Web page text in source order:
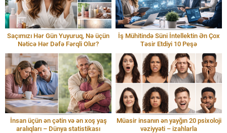
Saçımızı Hər Gün Yuyuruq, Nə üçün
Nəticə Hər Dəfə Fərqli Olur?
İş Mühitində Süni İntellektin Ən Çox
Təsir Etdiyi 10 Peşə
İnsan üçün ən çətin və ən xoş yaş
aralıqları – Dünya statistikası
Müasir insanın ən yayğın 20 psixoloji
vəziyyəti – izahlarla